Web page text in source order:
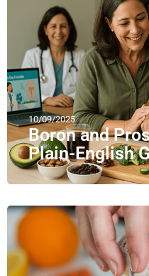
10/09/2025
Boron and
Plain-English